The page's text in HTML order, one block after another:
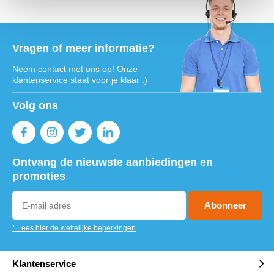
Vragen of meer informatie?
Neem contact met ons op! Onze
klantenservice staat voor je klaar :)
Volg ons
Ontvang de nieuwste aanbiedingen en
promoties
Abonneer
* Lees hier de wettelijke beperkingen
Klantenservice